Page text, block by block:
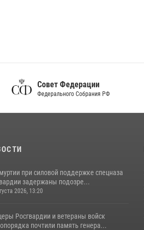
Совет Федерации
Федерального Собрания РФ
при силовой поддержке спецназа
задержаны подозре...
2026, 13:20
Росгвардии и ветераны войск
почтили память генера...